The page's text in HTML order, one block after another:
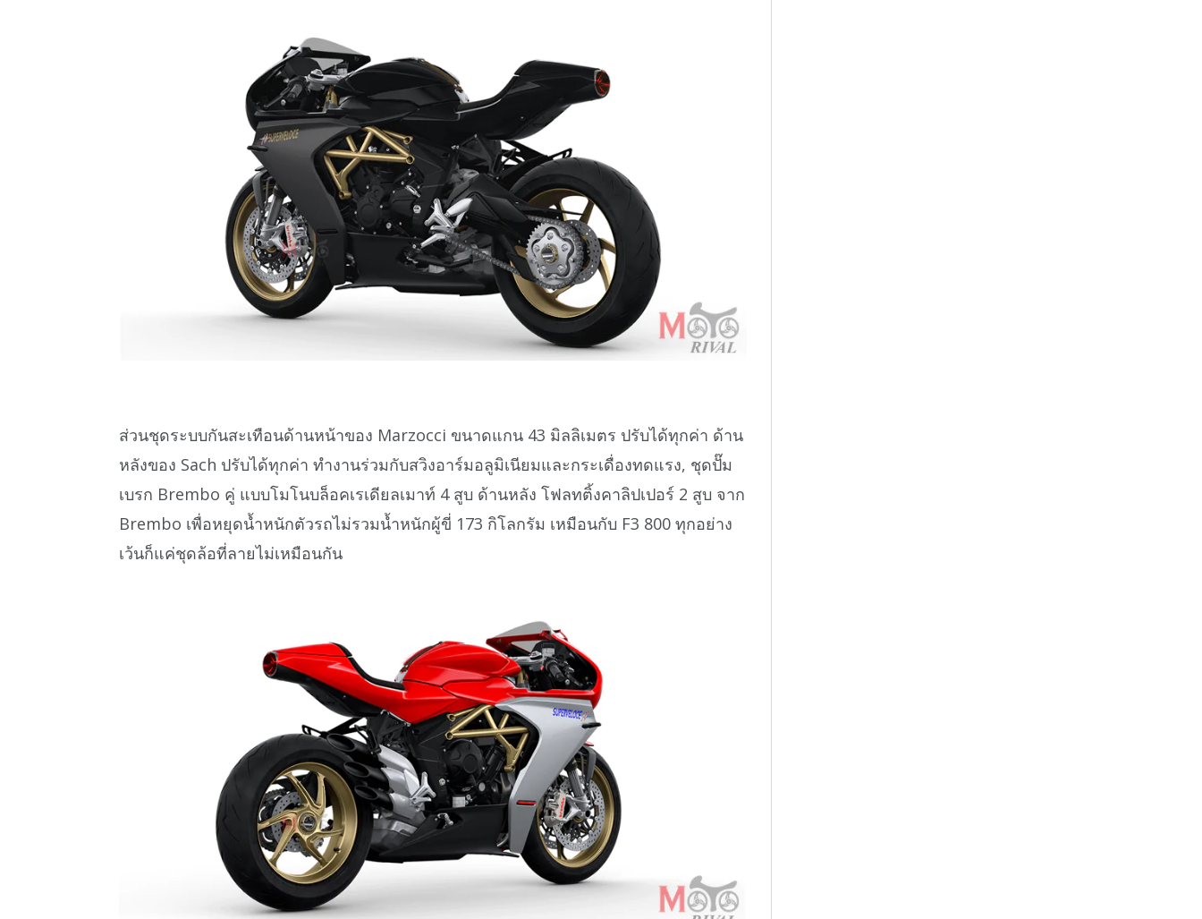
ส่วนชุดระบบกันสะเทือนด้านหน้าของ Marzocci ขนาดแกน 43 มิลลิเมตร ปรับได้ทุกค่า ด้าน
หลังของ Sach ปรับได้ทุกค่า ทำงานร่วมกับสวิงอาร์มอลูมิเนียมและกระเดื่องทดแรง, ชุดปั๊ม
เบรก Brembo คู่ แบบโมโนบล็อคเรเดียลเมาท์ 4 สูบ ด้านหลัง โฟลทติ้งคาลิปเปอร์ 2 สูบ จาก
Brembo เพื่อหยุดน้ำหนักตัวรถไม่รวมน้ำหนักผู้ขี่ 173 กิโลกรัม เหมือนกับ F3 800 ทุกอย่าง
เว้นก็แค่ชุดล้อที่ลายไม่เหมือนกัน